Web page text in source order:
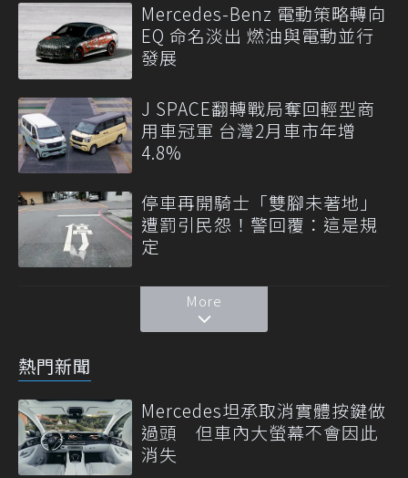
Mercedes-Benz 電動策略轉向
EQ 命名淡出 燃油與電動並行
發展
J SPACE翻轉戰局奪回輕型商
用車冠軍 台灣2月車市年增
4.8%
停車再開騎士「雙腳未著地」
遭罰引民怨！警回覆：這是規
定
More
熱門新聞
Mercedes坦承取消實體按鍵做
過頭 但車內大螢幕不會因此
消失